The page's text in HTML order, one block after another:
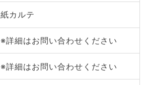
紙カルテ
※詳細はお問い合わせください
※詳細はお問い合わせください